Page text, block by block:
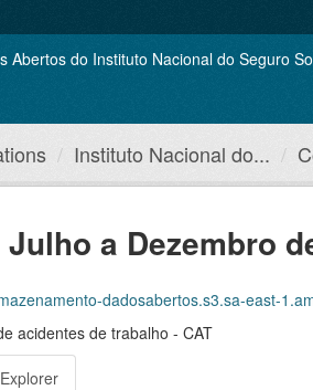
Instituto Nacional do...
Julho a Dezembro
dadosabertos.s3.sa-east-1.amazonaws.com/
acidentes de trabalho - CAT